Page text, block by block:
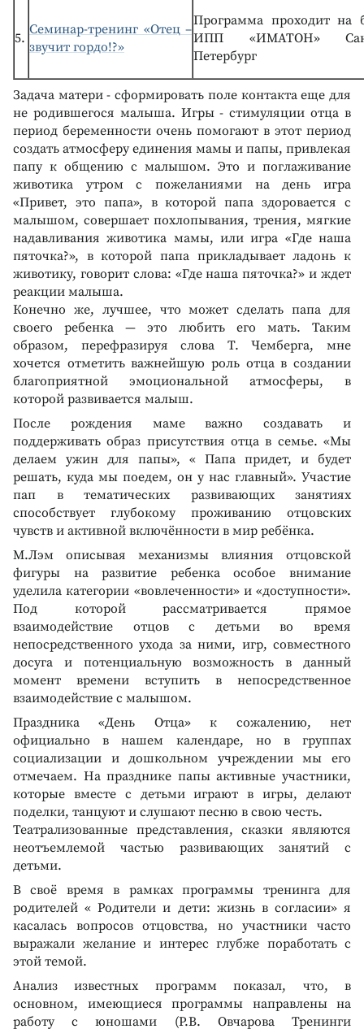
5.
Семинар-тренинг «Отец –
звучит гордо!?»
Программа проходит на
ИПП «ИМАТОН»
Петербург
Задача матери - сформировать поле контакта еще для
не родившегося малыша. Игры - стимуляции отца в
период беременности очень помогают в этот период
создать атмосферу единения мамы и папы, привлекая
папу к общению с малышом. Это и поглаживание
животика утром с пожеланиями на день игра
«Привет, это папа», в которой папа здоровается с
малышом, совершает похлопывания, трения, мягкие
надавливания животика мамы, или игра «Где наша
пяточка?», в которой папа прикладывает ладонь к
животику, говорит слова: «Где наша пяточка?» и ждет
реакции малыша.
Конечно же, лучшее, что может сделать папа для
своего ребенка — это любить его мать. Таким
образом, перефразируя слова Т. Чемберга, мне
хочется отметить важнейшую роль отца в создании
благоприятной эмоциональной атмосферы, в
которой развивается малыш.
После рождения маме важно создавать и
поддерживать образ присутствия отца в семье. «Мы
делаем ужин для папы», « Папа придет, и будет
решать, куда мы поедем, он у нас главный». Участие
пап в тематических развивающих занятиях
способствует глубокому проживанию отцовских
чувств и активной включённости в мир ребёнка.
М.Лэм описывая механизмы влияния отцовской
фигуры на развитие ребенка особое внимание
уделила категории «вовлеченности» и «доступности».
Под которой рассматривается прямое
взаимодействие отцов с детьми во время
непосредственного ухода за ними, игр, совместного
досуга и потенциальную возможность в данный
момент времени вступить в непосредственное
взаимодействие с малышом.
Праздника «День Отца» к сожалению, нет
официально в нашем календаре, но в группах
социализации и дошкольном учреждении мы его
отмечаем. На празднике папы активные участники,
которые вместе с детьми играют в игры, делают
поделки, танцуют и слушают песню в свою честь.
Театрализованные представления, сказки являются
неотъемлемой частью развивающих занятий с
детьми.
В своё время в рамках программы тренинга для
родителей « Родители и дети: жизнь в согласии» я
касалась вопросов отцовства, но участники часто
выражали желание и интерес глубже поработать с
этой темой.
Анализ известных программ показал, что, в
основном, имеющиеся программы направлены на
работу с юношами (Р.В. Овчарова Тренинги